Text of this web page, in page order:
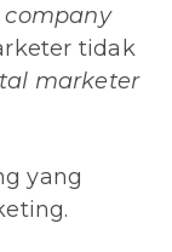
company
tidak
marketer
yang